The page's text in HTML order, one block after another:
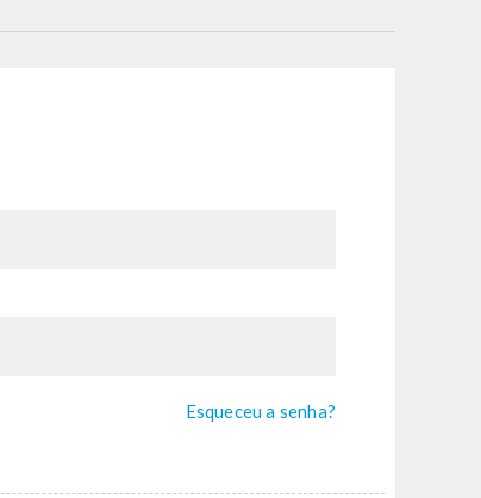
Esqueceu a senha?